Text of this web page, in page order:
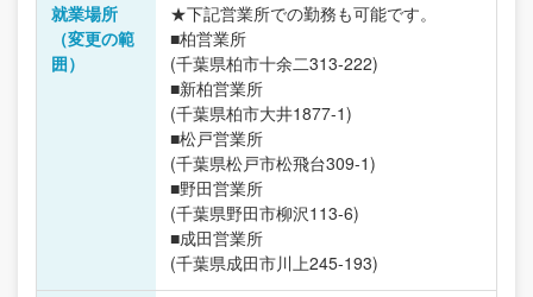
就業場所
（変更の範
囲）
★下記営業所での勤務も可能です。
■柏営業所
(千葉県柏市十余二313-222)
■新柏営業所
(千葉県柏市大井1877-1)
■松戸営業所
(千葉県松戸市松飛台309-1)
■野田営業所
(千葉県野田市柳沢113-6)
■成田営業所
(千葉県成田市川上245-193)